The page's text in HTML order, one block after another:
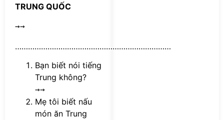
TRUNG QUỐC
→→
………………………………………………………………
Bạn biết nói tiếng
Trung không?
→→
Mẹ tôi biết nấu
món ăn Trung